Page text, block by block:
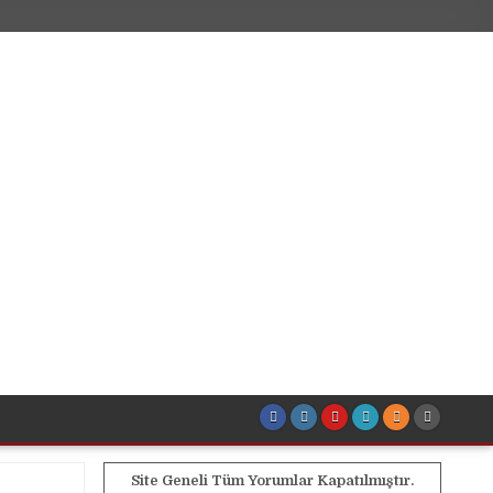
Site Geneli Tüm Yorumlar Kapatılmıştır.